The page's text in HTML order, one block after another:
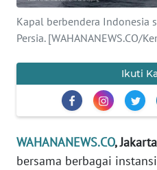
Kapal berbendera Indonesia
Persia. [WAHANANEWS.CO/
Ikuti
WAHANANEWS.CO,
bersama berbagai
SERBA-SERBI
PENDIDIKAN
OLAHRAGA
EDITORIAL